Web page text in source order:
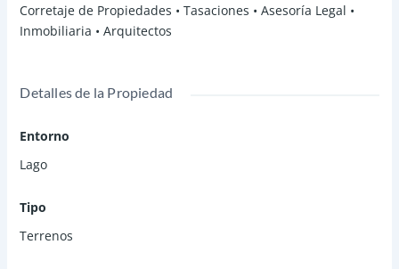
Corretaje de Propiedades • Tasaciones • Asesoría Legal •
Inmobiliaria • Arquitectos
Detalles de la Propiedad
Entorno
Lago
Tipo
Terrenos